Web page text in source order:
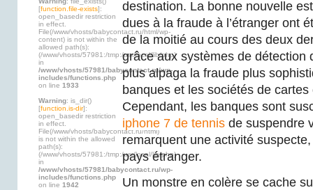
[function.file-exists]:
open_basedir restriction
in effect.
File(/www/vhosts/babycontact.ru/html/wp-
content) is not within the
allowed path(s):
(/www/vhosts/57981:/tmp:/usr/local/lib/php)
in
/www/vhosts/57981/babycontact.ru/wp-
includes/functions.php
on line 1933
Warning: is_dir()
[function.is-dir]:
open_basedir restriction
in effect.
File(/www/vhosts/babycontact.ru/html)
is not within the allowed
path(s):
(/www/vhosts/57981:/tmp:/usr/local/lib/php)
in
/www/vhosts/57981/babycontact.ru/wp-
includes/functions.php
on line 1942
destination. La bonne nouvelle
dues à la fraude à l’étranger ont
de la moitié au cours des deux
grâce aux systèmes de détection
plus alpaga la fraude plus
banques et les sociétés de cartes
Cependant, les banques sont
iphone 7 de tennis de suspendre
remarquent une activité
pays étranger.
Un monstre en colère se cache